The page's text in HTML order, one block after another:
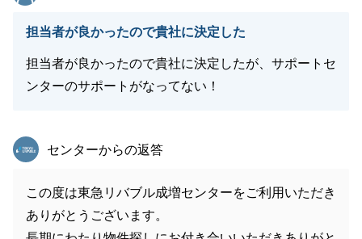
担当者が良かったので貴社に決定した
担当者が良かったので貴社に決定したが、サポートセ
ンターのサポートがなってない！
東急リバブル
センターからの返答
この度は東急リバブル成増センターをご利用いただき
ありがとうございます。